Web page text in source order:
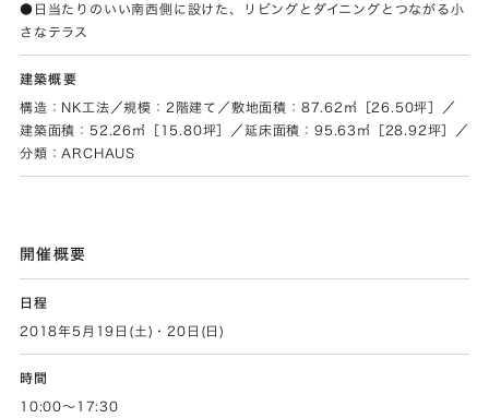
●日当たりのいい南西側に設けた、リビングとダイニングとつながる小
さなテラス
建築概要
構造：NK工法／規模：2階建て／敷地面積：87.62㎡［26.50坪］／
建築面積：52.26㎡［15.80坪］／延床面積：95.63㎡［28.92坪］／
分類：ARCHAUS
開催概要
日程
2018年5月19日(土)・20日(日)
時間
10:00～17:30